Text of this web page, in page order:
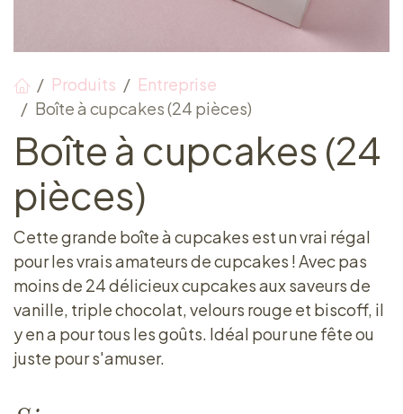
Produits
Entreprise
Boîte à cupcakes (24 pièces)
Boîte à cupcakes (24
pièces)
Cette grande boîte à cupcakes est un vrai régal
pour les vrais amateurs de cupcakes ! Avec pas
moins de 24 délicieux cupcakes aux saveurs de
vanille, triple chocolat, velours rouge et biscoff, il
y en a pour tous les goûts. Idéal pour une fête ou
juste pour s'amuser.